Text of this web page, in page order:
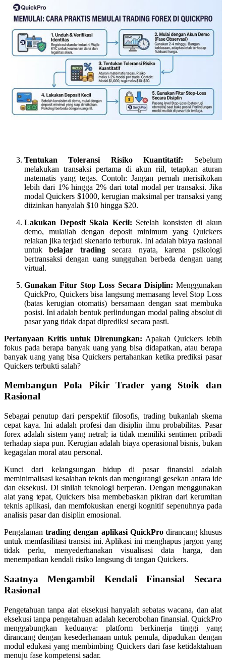
Tentukan Toleransi Risiko Kuantitatif:
Sebelum
melakukan transaksi pertama di akun riil, tetapkan aturan
matematis yang tegas. Contoh: Jangan pernah merisikokan
lebih dari 1% hingga 2% dari total modal per transaksi. Jika
modal Quickers $1000, kerugian maksimal per transaksi yang
diizinkan hanyalah $10 hingga $20.
Lakukan Deposit Skala Kecil: Setelah konsisten di akun
demo, mulailah dengan deposit minimum yang Quickers
relakan jika terjadi skenario terburuk. Ini adalah biaya rasional
untukbelajar trading
secara nyata, karena psikologi
bertransaksi dengan uang sungguhan berbeda dengan uang
virtual.
Gunakan Fitur Stop Loss Secara Disiplin: Menggunakan
QuickPro, Quickers bisa langsung memasang level Stop Loss
(batas kerugian otomatis) bersamaan dengan saat membuka
posisi. Ini adalah bentuk perlindungan modal paling absolut di
pasar yang tidak dapat diprediksi secara pasti.
Pertanyaan Kritis untuk Direnungkan: Apakah Quickers lebih
fokus pada berapa banyak uang yang bisa didapatkan, atau berapa
banyak uang yang bisa Quickers pertahankan ketika prediksi pasar
Quickers terbukti salah?
Membangun Pola Pikir Trader yang Stoik dan
Rasional
Sebagai penutup dari perspektif filosofis, trading bukanlah skema
cepat kaya. Ini adalah profesi dan disiplin ilmu probabilitas. Pasar
forex adalah sistem yang netral; ia tidak memiliki sentimen pribadi
terhadap siapa pun. Kerugian adalah biaya operasional bisnis, bukan
kegagalan moral atau personal.
Kunci dari kelangsungan hidup di pasar finansial adalah
meminimalisasi kesalahan teknis dan mengurangi gesekan antara ide
dan eksekusi. Di sinilah teknologi berperan. Dengan menggunakan
alat yang tepat, Quickers bisa membebaskan pikiran dari kerumitan
teknis aplikasi, dan memfokuskan energi kognitif sepenuhnya pada
analisis pasar dan disiplin emosional.
Pengalamantrading dengan aplikasi QuickPro dirancang khusus
untuk memfasilitasi transisi ini. Aplikasi ini menghapus jargon yang
tidak perlu, menyederhanakan visualisasi data harga, dan
menempatkan kendali risiko langsung di tangan Quickers.
Saatnya Mengambil Kendali Finansial Secara
Rasional
Pengetahuan tanpa alat eksekusi hanyalah sebatas wacana, dan alat
eksekusi tanpa pengetahuan adalah kecerobohan finansial. QuickPro
menggabungkan keduanya: platform berkinerja tinggi yang
dirancang dengan kesederhanaan untuk pemula, dipadukan dengan
modul edukasi yang membimbing Quickers dari fase ketidaktahuan
menuju fase kompetensi sadar.